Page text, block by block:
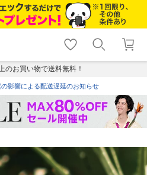
shopping_cart lock_outline
ログイン
のお買い物で送料無料！
影響による配送遅延のお知らせ